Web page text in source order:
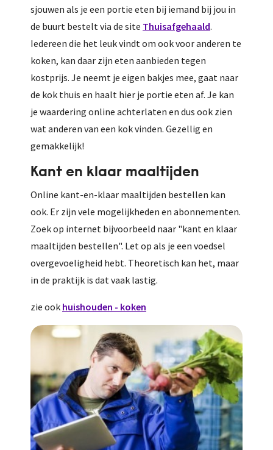
sjouwen als je een portie eten bij iemand bij jou in
de buurt bestelt via de site Thuisafgehaald.
Iedereen die het leuk vindt om ook voor anderen te
koken, kan daar zijn eten aanbieden tegen
kostprijs. Je neemt je eigen bakjes mee, gaat naar
de kok thuis en haalt hier je portie eten af. Je kan
je waardering online achterlaten en dus ook zien
wat anderen van een kok vinden. Gezellig en
gemakkelijk!
Kant en klaar maaltijden
Online kant-en-klaar maaltijden bestellen kan
ook. Er zijn vele mogelijkheden en abonnementen.
Zoek op internet bijvoorbeeld naar "kant en klaar
maaltijden bestellen". Let op als je een voedsel
overgevoeligheid hebt. Theoretisch kan het, maar
in de praktijk is dat vaak lastig.
zie ook huishouden - koken